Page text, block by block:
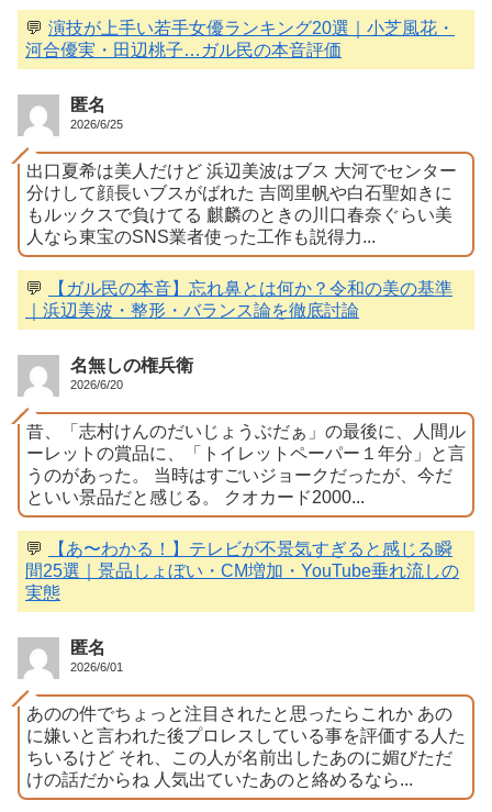
💬 演技が上手い若手女優ランキング20選｜小芝風花・
河合優実・田辺桃子…ガル民の本音評価
匿名
2026/6/25
出口夏希は美人だけど 浜辺美波はブス 大河でセンター
分けして顔長いブスがばれた 吉岡里帆や白石聖如きに
もルックスで負けてる 麒麟のときの川口春奈ぐらい美
人なら東宝のSNS業者使った工作も説得力...
💬
【ガル民の本音】忘れ鼻とは何か？令和の美の基準
｜浜辺美波・整形・バランス論を徹底討論
名無しの権兵衛
2026/6/20
昔、「志村けんのだいじょうぶだぁ」の最後に、人間ル
ーレットの賞品に、「トイレットペーパー１年分」と言
うのがあった。 当時はすごいジョークだったが、今だ
といい景品だと感じる。 クオカード2000...
💬
【あ〜わかる！】テレビが不景気すぎると感じる瞬
間25選｜景品しょぼい・CM増加・YouTube垂れ流しの
実態
匿名
2026/6/01
あのの件でちょっと注目されたと思ったらこれか あの
に嫌いと言われた後プロレスしている事を評価する人た
ちいるけど それ、この人が名前出したあのに媚びただ
けの話だからね 人気出ていたあのと絡めるなら...